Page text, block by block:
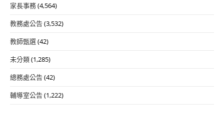
家長事務(4,564)
教務處公告(3,532)
教師甄選(42)
未分類(1,285)
總務處公告(42)
輔導室公告(1,222)